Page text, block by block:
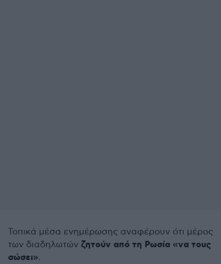
Τοπικά μέσα ενημέρωσης αναφέρουν ότι μέρος
των διαδηλωτών ζητούν από τη Ρωσία «να τους
σώσει».